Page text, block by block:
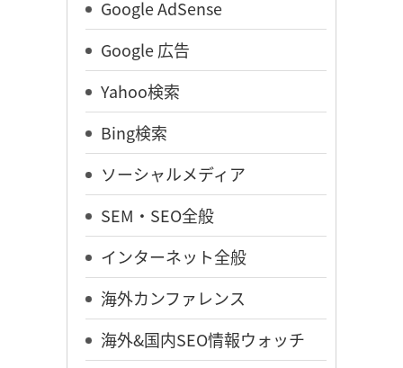
Google AdSense
Google 広告
Yahoo検索
Bing検索
ソーシャルメディア
SEM・SEO全般
インターネット全般
海外カンファレンス
海外&国内SEO情報ウォッチ